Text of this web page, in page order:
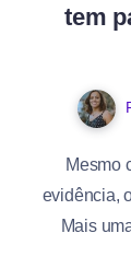
tem
Mesmo
evidência,
Mais